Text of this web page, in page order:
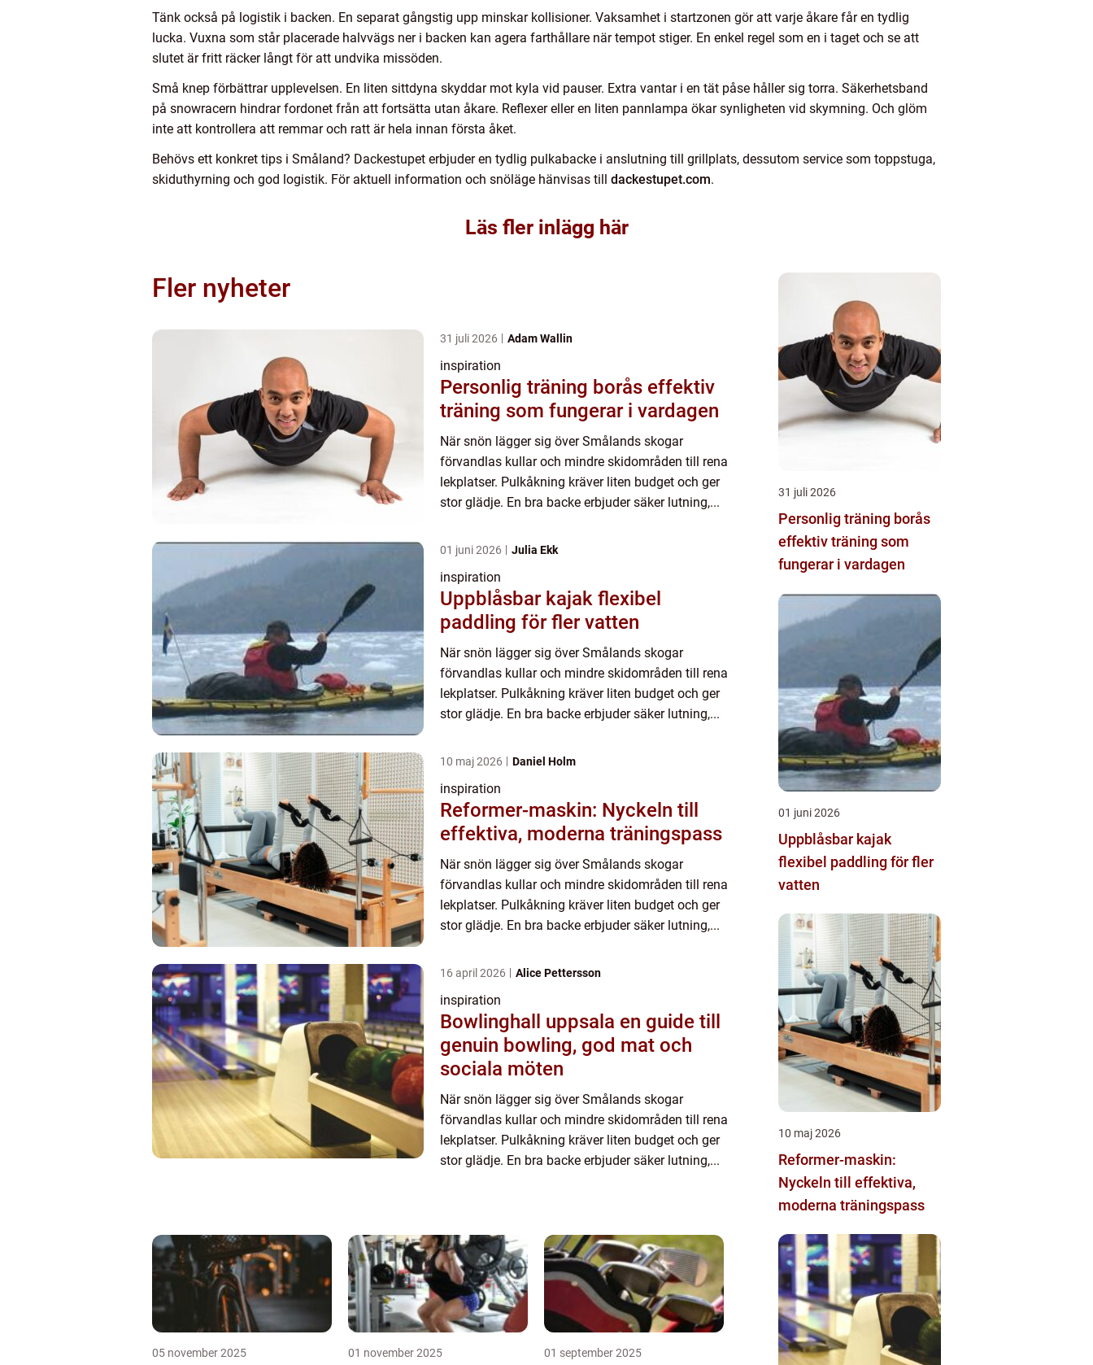
Tänk också på logistik i backen. En separat gångstig upp minskar kollisioner. Vaksamhet i startzonen gör att varje åkare får en tydlig
lucka. Vuxna som står placerade halvvägs ner i backen kan agera farthållare när tempot stiger. En enkel regel som en i taget och se att
slutet är fritt räcker långt för att undvika missöden.
Små knep förbättrar upplevelsen. En liten sittdyna skyddar mot kyla vid pauser. Extra vantar i en tät påse håller sig torra. Säkerhetsband
på snowracern hindrar fordonet från att fortsätta utan åkare. Reflexer eller en liten pannlampa ökar synligheten vid skymning. Och glöm
inte att kontrollera att remmar och ratt är hela innan första åket.
Behövs ett konkret tips i Småland? Dackestupet erbjuder en tydlig pulkabacke i anslutning till grillplats, dessutom service som toppstuga,
skiduthyrning och god logistik. För aktuell information och snöläge hänvisas till dackestupet.com.
Läs fler inlägg här
Fler nyheter
31 juli 2026 Adam Wallin
inspiration
Personlig träning borås effektiv
träning som fungerar i vardagen
När snön lägger sig över Smålands skogar
förvandlas kullar och mindre skidområden till rena
lekplatser. Pulkåkning kräver liten budget och ger
stor glädje. En bra backe erbjuder säker lutning,...
01 juni 2026 Julia Ekk
inspiration
Uppblåsbar kajak flexibel
paddling för fler vatten
När snön lägger sig över Smålands skogar
förvandlas kullar och mindre skidområden till rena
lekplatser. Pulkåkning kräver liten budget och ger
stor glädje. En bra backe erbjuder säker lutning,...
10 maj 2026 Daniel Holm
inspiration
Reformer-maskin: Nyckeln till
effektiva, moderna träningspass
När snön lägger sig över Smålands skogar
förvandlas kullar och mindre skidområden till rena
lekplatser. Pulkåkning kräver liten budget och ger
stor glädje. En bra backe erbjuder säker lutning,...
16 april 2026 Alice Pettersson
inspiration
Bowlinghall uppsala en guide till
genuin bowling, god mat och
sociala möten
När snön lägger sig över Smålands skogar
förvandlas kullar och mindre skidområden till rena
lekplatser. Pulkåkning kräver liten budget och ger
stor glädje. En bra backe erbjuder säker lutning,...
05 november 2025 01 november 2025 01 september 2025
31 juli 2026
Personlig träning borås
effektiv träning som
fungerar i vardagen
01 juni 2026
Uppblåsbar kajak
flexibel paddling för fler
vatten
10 maj 2026
Reformer-maskin:
Nyckeln till effektiva,
moderna träningspass